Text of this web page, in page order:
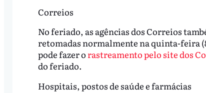
Correios
No feriado, as agências dos Correios
retomadas normalmente na quinta-feira
pode fazer o rastreamento pelo site dos
do feriado.
Hospitais, postos de saúde e farmácias